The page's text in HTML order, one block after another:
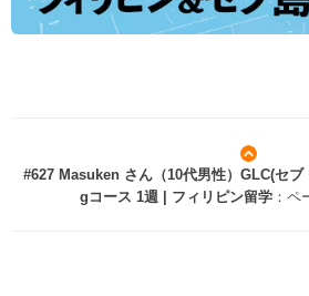
#627 Masuken さん（10代男性）GLC(セ
gコース 1週 | フィリピン留学 ：ペ